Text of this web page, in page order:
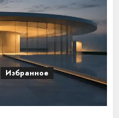
Избранное